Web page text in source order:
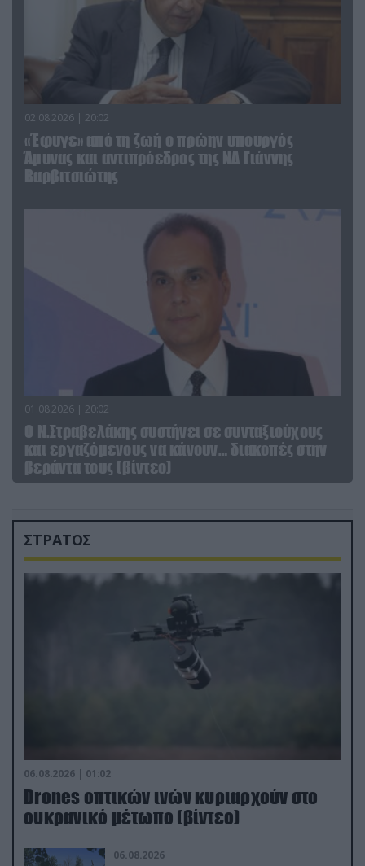
02.08.2026 | 20:02
«Έφυγε» από τη ζωή ο πρώην υπουργός
Άμυνας και αντιπρόεδρος της ΝΔ Γιάννης
Βαρβιτσιώτης
01.08.2026 | 20:02
Ο Ν.Στραβελάκης συστήνει σε συνταξιούχους
και εργαζόμενους να κάνουν… διακοπές στην
βεράντα τους (βίντεο)
ΣΤΡΑΤΟΣ
06.08.2026 | 01:02
Drones οπτικών ινών κυριαρχούν στο
ουκρανικό μέτωπο (βίντεο)
06.08.2026